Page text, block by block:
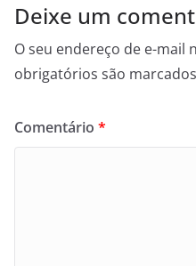
Deixe um
O seu endereço de e-mail
obrigatórios são
Comentário *